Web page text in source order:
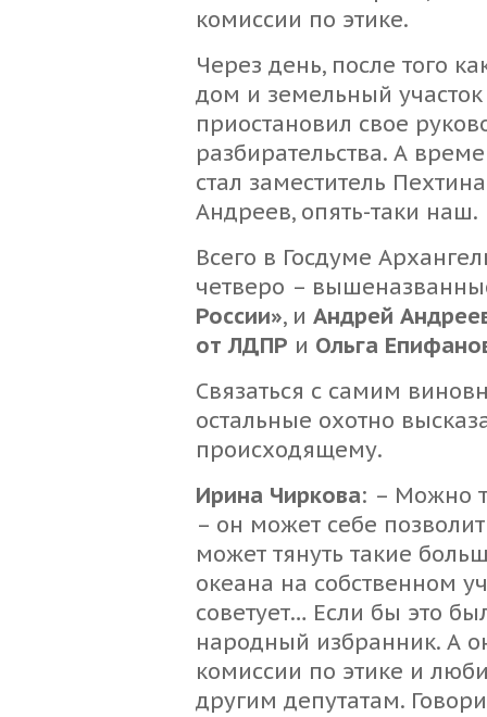
комиссии по этике.
Через день, после того
дом и земельный
приостановил свое
разбирательства. А
стал заместитель
Андреев, опять-таки наш.
Всего в Госдуме
четверо –
России», и Андрей
от ЛДПР и Ольга
Связаться с самим
остальные охотно
происходящему.
Ирина Чиркова: – Можно
– он может себе
может тянуть такие
океана на собственном
советует… Если бы это
народный избранник. А
комиссии по этике и
другим депутатам.